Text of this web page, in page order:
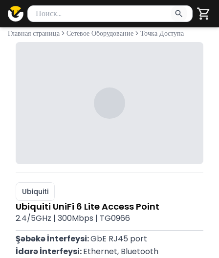
Поиск товаров
Введите минимум 2 символа для поиска. Нажмите Enter
Главная страница Сетевое Оборудование Точка Доступа
Ubiquiti
Ubiquiti UniFi 6 Lite Access Point
2.4/5GHz | 300Mbps | TG0966
Şəbəkə İnterfeysi: GbE RJ45 port
İdarə İnterfeysi: Ethernet, Bluetooth